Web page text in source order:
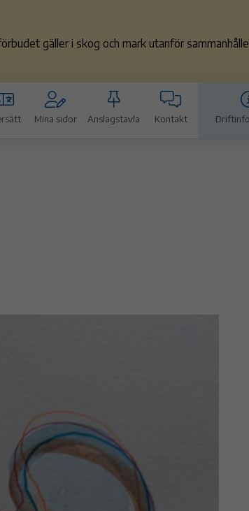
gäller i skog och mark utanför
Mina sidor Anslagstavla Kontakt